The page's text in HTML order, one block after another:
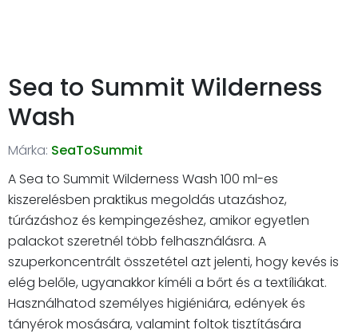
Sea to Summit Wilderness
Wash
Márka: SeaToSummit
A Sea to Summit Wilderness Wash 100 ml-es
kiszerelésben praktikus megoldás utazáshoz,
túrázáshoz és kempingezéshez, amikor egyetlen
palackot szeretnél több felhasználásra. A
szuperkoncentrált összetétel azt jelenti, hogy kevés is
elég belőle, ugyanakkor kíméli a bőrt és a textíliákat.
Használhatod személyes higiéniára, edények és
tányérok mosására, valamint foltok tisztítására